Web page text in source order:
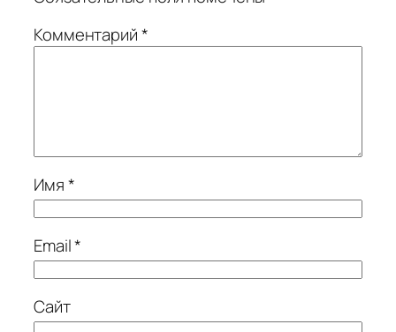
Комментарий*
Имя*
Email*
Сайт